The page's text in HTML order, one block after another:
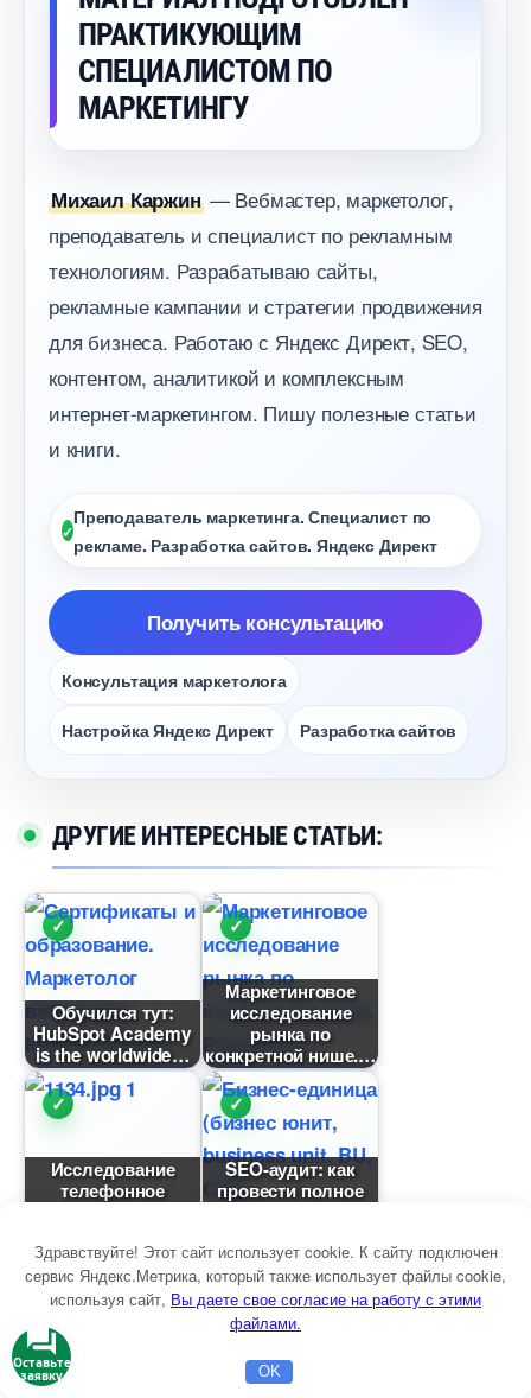
ПРАКТИКУЮЩИМ
СПЕЦИАЛИСТОМ ПО
МАРКЕТИНГУ
Михаил Каржин— Вебмастер, маркетолог,
преподаватель и специалист по рекламным
технологиям. Разрабатываю сайты,
рекламные кампании и стратегии продвижения
для бизнеса. Работаю с Яндекс Директ, SEO,
контентом, аналитикой и комплексным
интернет-маркетингом. Пишу полезные статьи
и книги.
Преподаватель маркетинга. Специалист по
рекламе. Разработка сайтов. Яндекс Директ
Получить консультацию
Консультация маркетолога
Настройка Яндекс Директ Разработка сайто
ДРУГИЕ ИНТЕРЕСНЫЕ СТАТЬИ:
Обучился тут:
HubSpot Academy
is the worldwide
Маркетинговое
исследование
рынка по
конкретной нише.
Исследование
телефонное
SEO-аудит: как
провести полное
Исследование
рекламы, тест-
метод оценки
полевое – сбор
социологической
Здравствуйте! Этот сайт использует cookie. К сайту подключен
сервис Яндекс.Метрика, который также использует файлы cookie,
используя сайт, ы даете свое согласие на работу с этими
файлами.
OK